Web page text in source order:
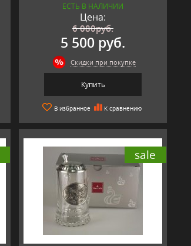
ЕСТЬ В НАЛИЧИИ
Цена:
6 080руб.
5 500 руб.
Скидки при покупке
Купить
В избранное К сравнению
sale